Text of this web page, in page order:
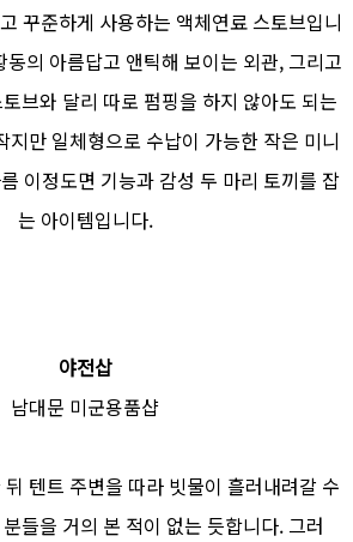
꾸준하게 사용하는 액체연료 스토브입니
의 아름답고 앤틱해 보이는 외관, 그리고
브와 달리 따로 펌핑을 하지 않아도 되는
지만 일체형으로 수납이 가능한 작은 미니
이정도면 기능과 감성 두 마리 토끼를 잡
는 아이템입니다.
야전삽
남대문 미군용품샵
텐트 주변을 따라 빗물이 흘러내려갈 수
들을 거의 본 적이 없는 듯합니다. 그러